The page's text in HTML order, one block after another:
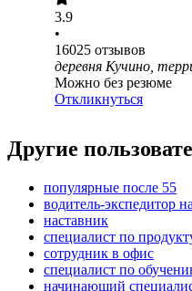
3.9
•
16025 отзывов
деревня Кучино,
Можно без резюме
Откликнуться
Другие
популярные после 55
водитель-экспедитор
наставник
специалист по
сотрудник в офис
специалист по
начинающий